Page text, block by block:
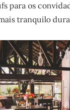
para os
tranquilo